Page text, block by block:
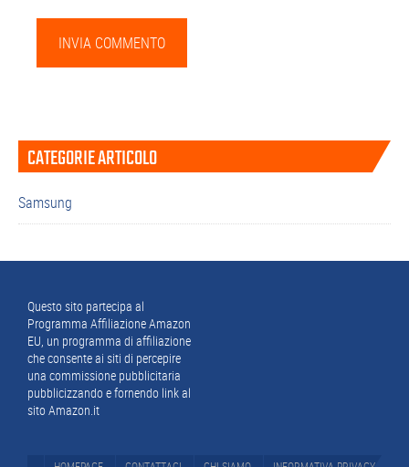
Barra
laterale
primaria
CATEGORIE ARTICOLO
Samsung
Footer
Questo sito partecipa al
Programma Affiliazione Amazon
EU, un programma di affiliazione
che consente ai siti di percepire
una commissione pubblicitaria
pubblicizzando e fornendo link al
sito Amazon.it